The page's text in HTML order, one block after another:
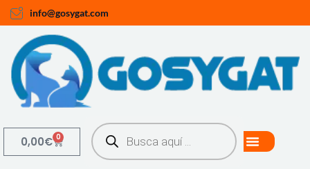
info@gosygat.com
0,00€ 0